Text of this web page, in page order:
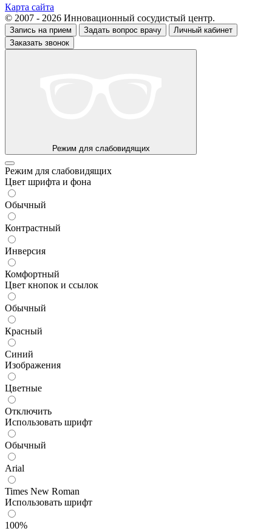
Карта сайта
© 2007 - 2026 Инновационный сосудистый центр.
Запись на прием Задать вопрос врачу
Личный кабинет
Заказать звонок
Режим для слабовидящих
Режим для слабовидящих
Цвет шрифта и фона
Обычный
Контрастный
Инверсия
Комфортный
Цвет кнопок и ссылок
Обычный
Красный
Синий
Изображения
Цветные
Отключить
Использовать шрифт
Обычный
Arial
Times New Roman
Использовать шрифт
100%